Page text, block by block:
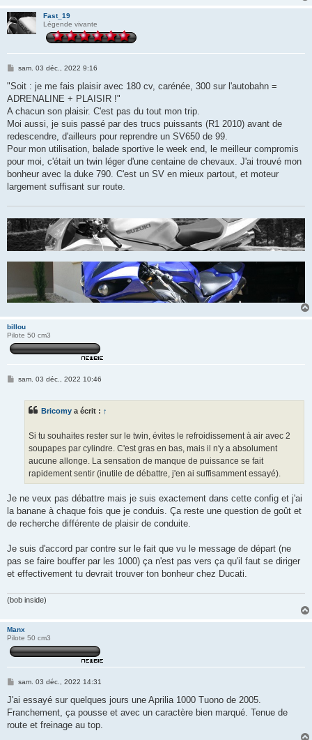
Fast_19
Légende vivante
M
s
a
g
sam. 03 déc., 2022 9:16
"Soit : je me fais plaisir avec 180 cv, carénée, 300 sur l'autobahn =
ADRENALINE + PLAISIR !"
A chacun son plaisir. C'est pas du tout mon trip.
Moi aussi, je suis passé par des trucs puissants (R1 2010) avant de
redescendre, d'ailleurs pour reprendre un SV650 de 99.
Pour mon utilisation, balade sportive le week end, le meilleur compromis
pour moi, c'était un twin léger d'une centaine de chevaux. J'ai trouvé mon
bonheur avec la duke 790. C'est un SV en mieux partout, et moteur
largement suffisant sur route.
billou
Pilote 50 cm3
Msam. 03 déc., 2022 10:46
Bricomy a écrit : ↑
Si tu souhaites rester sur le twin, évites le refroidissement à air avec 2
soupapes par cylindre. C'est gras en bas, mais il n'y a absolument
aucune allonge. La sensation de manque de puissance se fait
rapidement sentir (inutile de débattre, j'en ai suffisamment essayé).
Je ne veux pas débattre mais je suis exactement dans cette config et j'ai
la banane à chaque fois que je conduis. Ça reste une question de goût et
de recherche différente de plaisir de conduite.
Je suis d'accord par contre sur le fait que vu le message de départ (ne
pas se faire bouffer par les 1000) ça n'est pas vers ça qu'il faut se diriger
et effectivement tu devrait trouver ton bonheur chez Ducati.
(bob inside)
Manx
Pilote 50 cm3
M
s
a
g
sam. 03 déc., 2022 14:31
J'ai essayé sur quelques jours une Aprilia 1000 Tuono de 2005.
Franchement, ça pousse et avec un caractère bien marqué. Tenue de
route et freinage au top.